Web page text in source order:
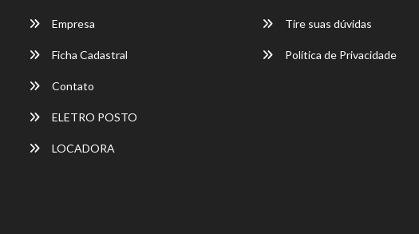
Empresa
Ficha Cadastral
Contato
ELETRO POSTO
LOCADORA
Tire suas dúvidas
Política de Privacidade